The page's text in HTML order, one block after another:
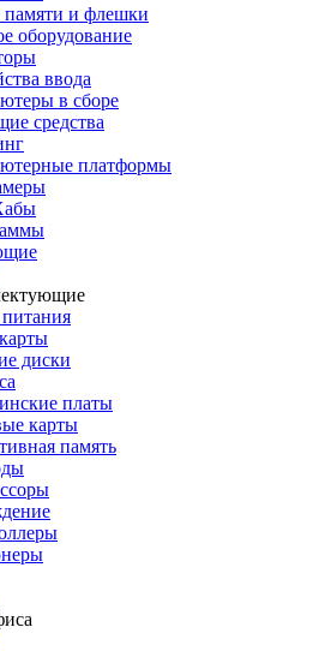
и флешки
оборудование
ввода
в сборе
средства
платформы
диски
платы
карты
память